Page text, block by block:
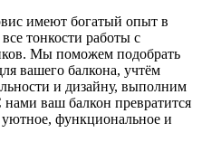
имеют богатый опыт в
тонкости работы с
Мы поможем подобрать
вашего балкона, учтём
и дизайну, выполним
ваш балкон превратится
функциональное и